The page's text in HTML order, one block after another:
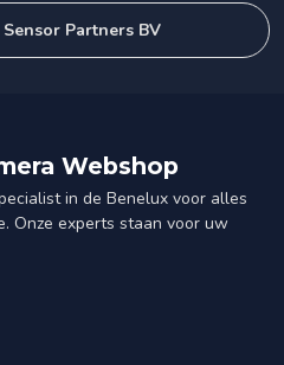
Partners BV
Webshop
in de Benelux voor alles
Onze experts staan voor uw